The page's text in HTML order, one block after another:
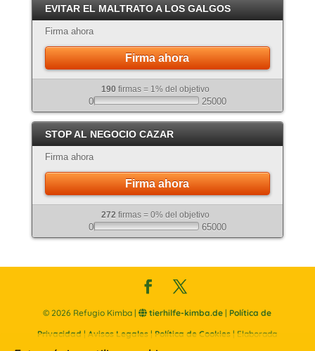
Atigrado
EVITAR EL MALTRATO A LOS GALGOS
Firma ahora
Firma ahora
190 firmas = 1% del objetivo
0 25000
STOP AL NEGOCIO CAZAR
Firma ahora
Firma ahora
272 firmas = 0% del objetivo
0 65000
©2026 Refugio Kimba | tierhilfe-kimba.de | Política de
Privacidad |Avisos Legales | Política de Cookies | Elaborada